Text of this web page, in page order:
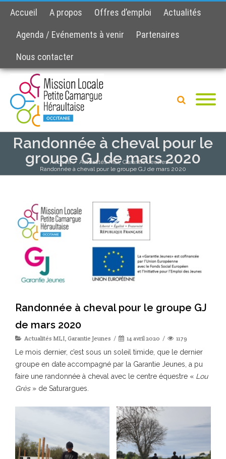
Accueil A propos Offres d’emploi Actualités
Agenda / Evénements à venir Partenaires
Nous contacter
Randonnée à cheval pour le
groupe GJ de mars 2020
Accueil / Actualités MLI,Garantie Jeunes /
Randonnée à cheval pour le groupe GJ de mars 2020
Randonnée à cheval pour le groupe GJ
de mars 2020
Actualités MLI Garantie Jeunes 14 avril 2020 1179
Le mois dernier, c’est sous un soleil timide, que le dernier
groupe en date accompagné par la Garantie Jeunes, a pu
faire une randonnée à cheval avec le centre équestre « Lou
Grès» de Saturargues.